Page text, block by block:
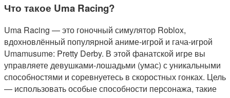
Что такое Uma Racing?
Uma Racing — это гоночный симулятор Roblox,
вдохновлённый популярной аниме-игрой и гача-игрой
Umamusume: Pretty Derby. В этой фанатской игре вы
управляете девушками-лошадьми (умас) с уникальными
способностями и соревнуетесь в скоростных гонках. Цель
— использовать особые способности персонажа, такие